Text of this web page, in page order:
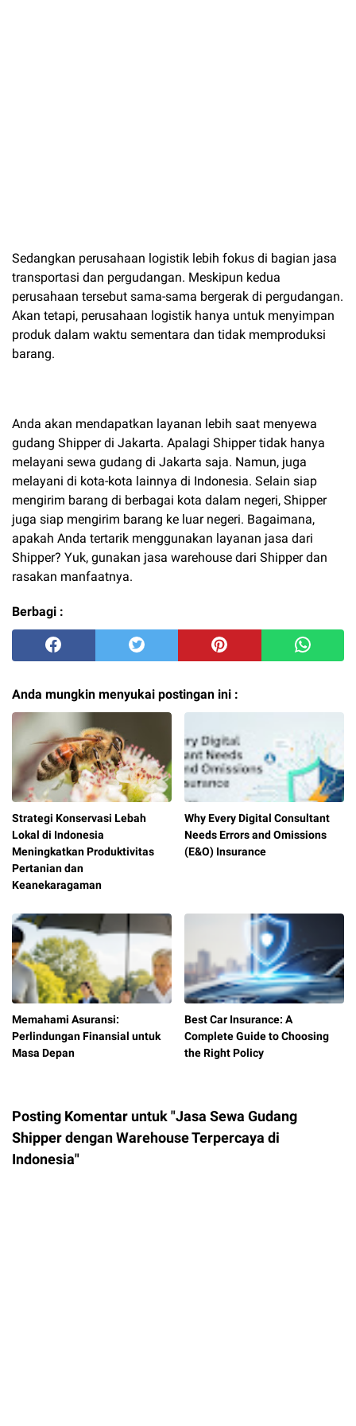
Sedangkan perusahaan logistik lebih fokus di bagian jasa
transportasi dan pergudangan. Meskipun kedua
perusahaan tersebut sama-sama bergerak di pergudangan.
Akan tetapi, perusahaan logistik hanya untuk menyimpan
produk dalam waktu sementara dan tidak memproduksi
barang.
Anda akan mendapatkan layanan lebih saat menyewa
gudang Shipper di Jakarta. Apalagi Shipper tidak hanya
melayani sewa gudang di Jakarta saja. Namun, juga
melayani di kota-kota lainnya di Indonesia. Selain siap
mengirim barang di berbagai kota dalam negeri, Shipper
juga siap mengirim barang ke luar negeri. Bagaimana,
apakah Anda tertarik menggunakan layanan jasa dari
Shipper? Yuk, gunakan jasa warehouse dari Shipper dan
rasakan manfaatnya.
Berbagi :
Anda mungkin menyukai postingan ini :
Strategi Konservasi Lebah
Lokal di Indonesia
Meningkatkan Produktivitas
Pertanian dan
Keanekaragaman
​Why Every Digital Consultant
Needs Errors and Omissions
(E&O) Insurance
Memahami Asuransi:
Perlindungan Finansial untuk
Masa Depan
Best Car Insurance: A
Complete Guide to Choosing
the Right Policy
Posting Komentar untuk "Jasa Sewa Gudang
Shipper dengan Warehouse Terpercaya di
Indonesia"